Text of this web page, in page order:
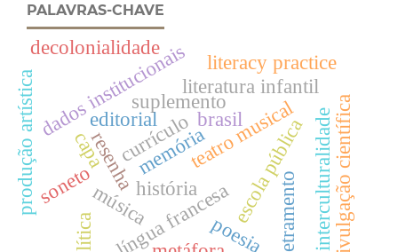
PALAVRAS-CHAVE
teatro musical
brasil
história
resenha
editorial
língua francesaescola pública
currículo
memória
dados institucionais
produção artística
biletramento
capa
suplemento
literatura infantil
poesia
música
soneto
literacy practice
interculturalidade
decolonialidade
divulgação científica